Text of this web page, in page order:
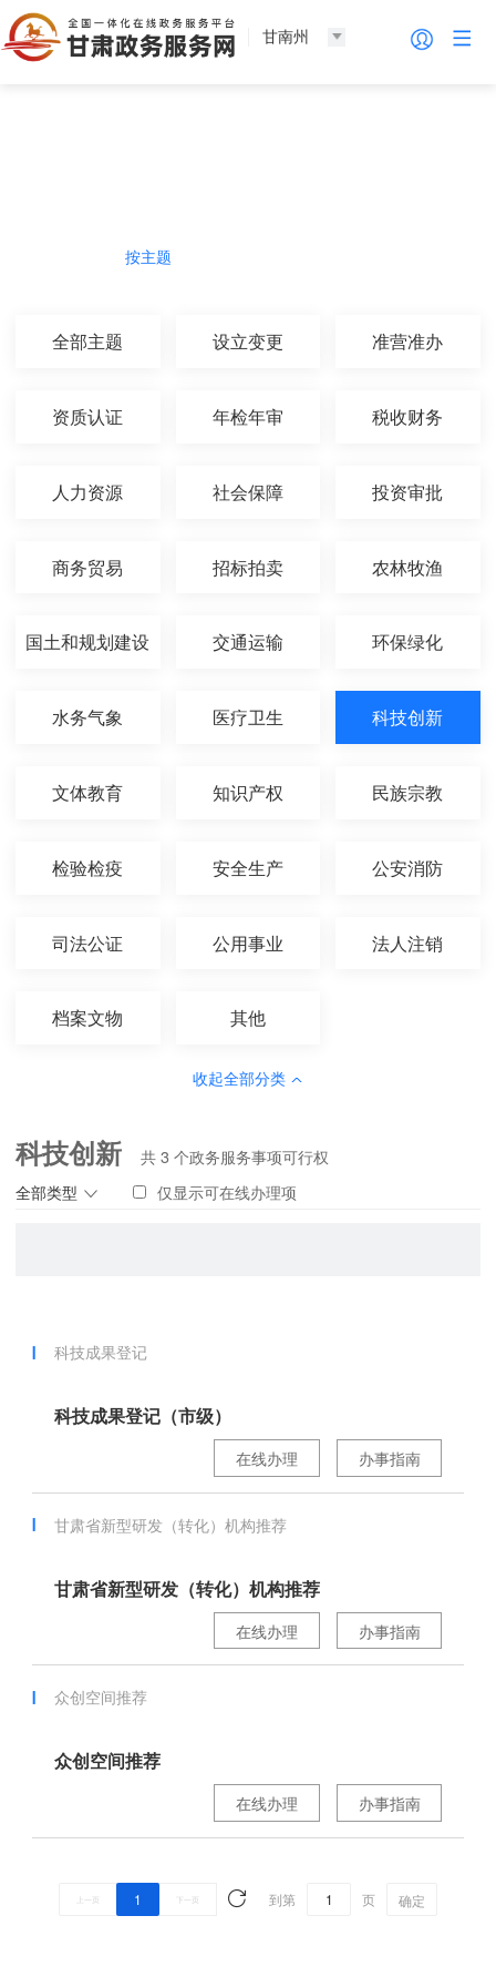
甘南州
按主题
全部主题 设立变更 准营准办
资质认证 年检年审 税收财务
人力资源 社会保障 投资审批
商务贸易 招标拍卖 农林牧渔
国土和规划建设 交通运输 环保绿化
水务气象 医疗卫生 科技创新
文体教育 知识产权 民族宗教
检验检疫 安全生产 公安消防
司法公证 公用事业 法人注销
档案文物 其他
收起全部分类
科技创新
全部类型
共3 个政务服务事项可行权
仅显示可在线办理项
科技成果登记
科技成果登记（市级）
办事指南
在线办理
甘肃省新型研发（转化）机构推荐
甘肃省新型研发（转化）机构推荐
办事指南
在线办理
众创空间推荐
众创空间推荐
办事指南
在线办理
上一页 1 下一页 到第 页 确定